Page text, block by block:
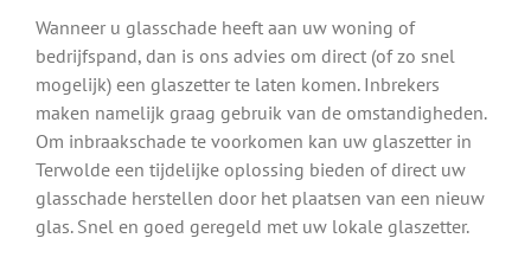
Wanneer u glasschade heeft aan uw woning of
bedrijfspand, dan is ons advies om direct (of zo snel
mogelijk) een glaszetter te laten komen. Inbrekers
maken namelijk graag gebruik van de omstandigheden.
Om inbraakschade te voorkomen kan uw glaszetter in
Terwolde een tijdelijke oplossing bieden of direct uw
glasschade herstellen door het plaatsen van een nieuw
glas. Snel en goed geregeld met uw lokale glaszetter.